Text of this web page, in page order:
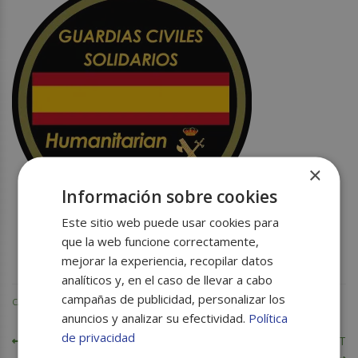
CATEGORÍA:SIN CATEGORIZAR
NAVEGACIÓN
Anterior:
SEMANA DE LA PIZZA
SIERRA NEVADA COMPOST
×
Información sobre cookies
Este sitio web puede usar cookies para
que la web funcione correctamente,
mejorar la experiencia, recopilar datos
analíticos y, en el caso de llevar a cabo
campañas de publicidad, personalizar los
anuncios y analizar su efectividad. Política
de privacidad